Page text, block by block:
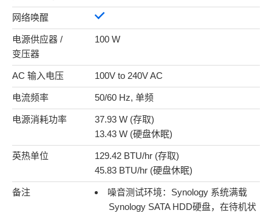
网络唤醒
电源供应器 /
变压器
100 W
AC 输入电压 100V to 240V AC
电流频率 50/60 Hz, 单频
电源消耗功率
37.93 W (存取)
13.43 W (硬盘休眠)
英热单位
129.42 BTU/hr (存取)
45.83 BTU/hr (硬盘休眠)
备注
噪音测试环境：Synology 系统满载
Synology SATA HDD硬盘，在待机状